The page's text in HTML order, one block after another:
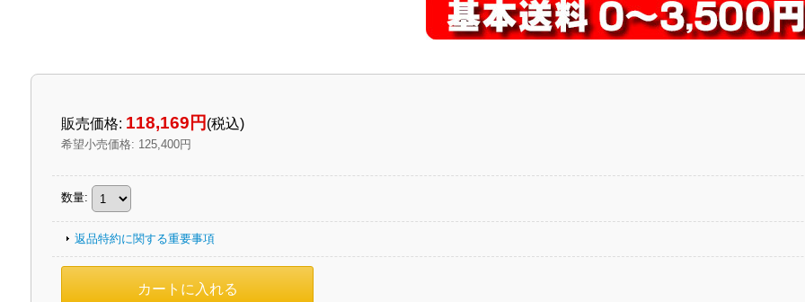
販売価格: 118,169円 (税込)
希望小売価格: 125,400円
数量:
返品特約に関する重要事項